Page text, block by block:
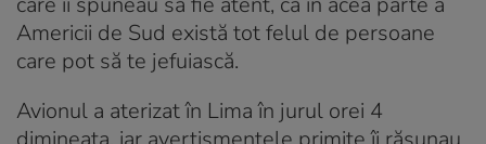
Americii de Sud există tot felul de persoane
care pot să te jefuiască.
Avionul a aterizat în Lima în jurul orei 4